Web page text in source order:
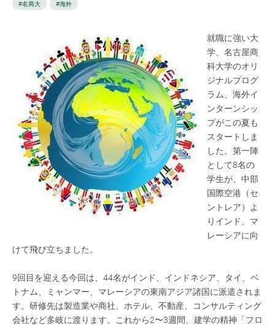
#名商大 #海外
就職に強い大
学、名古屋商
科大学のオリ
ジナルプログ
ラム、海外イ
ンターンシッ
プがこの夏も
スタートしま
した。第一陣
として8名の
学生が、中部
国際空港（セ
ントレア）よ
りインド、マ
レーシアに向
けて飛び立ちました。
9回目を迎える今回は、44名がインド、インドネシア、タイ、ベ
トナム、ミャンマー、マレーシアの東南アジア諸国に派遣されま
す。研修先は製造業や商社、ホテル、不動産、コンサルティング
会社など多岐に渡ります。これから2〜3週間、建学の精神「フロ